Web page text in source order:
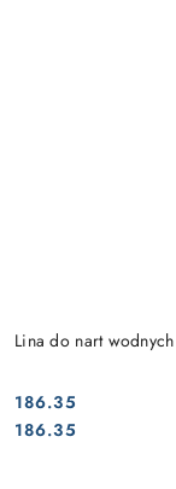
Lina do nart
Cena:
186.35
Cena:
186.35